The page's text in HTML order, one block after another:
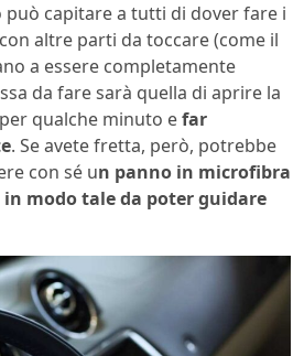
può capitare a tutti di dover fare i
altre parti da toccare (come il
a essere completamente
da fare sarà quella di aprire la
qualche minuto efar
. Se avete fretta, però, potrebbe
con sé un panno in microfibra
modo tale da poter guidare